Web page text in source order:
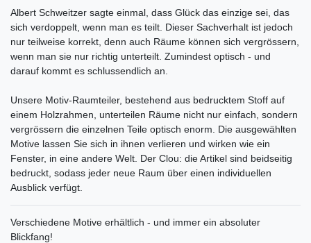
Albert Schweitzer sagte einmal, dass Glück das einzige sei, das
sich verdoppelt, wenn man es teilt. Dieser Sachverhalt ist jedoch
nur teilweise korrekt, denn auch Räume können sich vergrössern,
wenn man sie nur richtig unterteilt. Zumindest optisch - und
darauf kommt es schlussendlich an.
Unsere Motiv-Raumteiler, bestehend aus bedrucktem Stoff auf
einem Holzrahmen, unterteilen Räume nicht nur einfach, sondern
vergrössern die einzelnen Teile optisch enorm. Die ausgewählten
Motive lassen Sie sich in ihnen verlieren und wirken wie ein
Fenster, in eine andere Welt. Der Clou: die Artikel sind beidseitig
bedruckt, sodass jeder neue Raum über einen individuellen
Ausblick verfügt.
Verschiedene Motive erhältlich - und immer ein absoluter
Blickfang!